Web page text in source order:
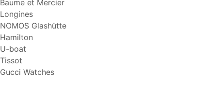
Baume et Mercier
Longines
NOMOS Glashütte
Hamilton
U-boat
Tissot
Gucci Watches